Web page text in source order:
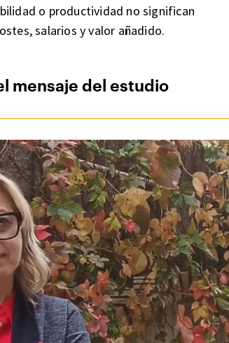
o productividad no significan
salarios y valor añadido.
mensaje del estudio